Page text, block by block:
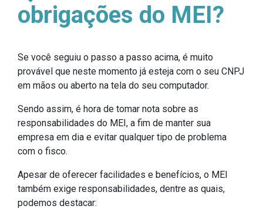
obrigações do MEI?
Se você seguiu o passo a passo acima, é muito
provável que neste momento já esteja com o seu CNPJ
em mãos ou aberto na tela do seu computador.
Sendo assim, é hora de tomar nota sobre as
responsabilidades do MEI, a fim de manter sua
empresa em dia e evitar qualquer tipo de problema
com o fisco.
Apesar de oferecer facilidades e benefícios, o MEI
também exige responsabilidades, dentre as quais,
podemos destacar: